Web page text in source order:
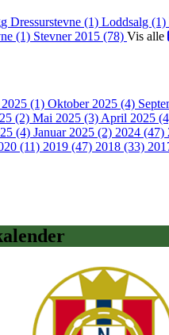
Dressurstevne (1) Loddsalg (1)
(1) Stevner 2015 (78) Vis alle
(1) Oktober 2025 (4)
(2) Mai 2025 (3) April 2025
(4) Januar 2025 (2) 2024 (47)
(11) 2019 (47) 2018 (33)